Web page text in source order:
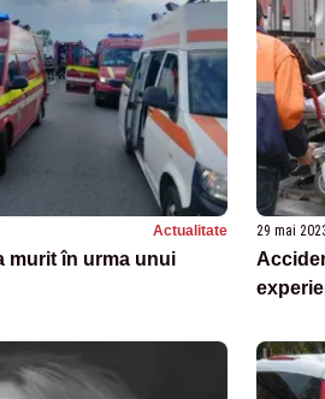
Actualitate
murit în urma unui
29 mai